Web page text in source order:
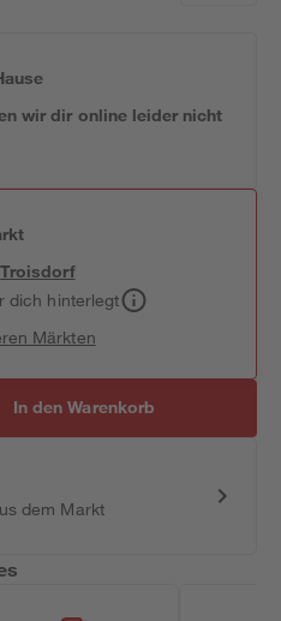
wir dir online leider nicht
Troisdorf
dich hinterlegt
Märkten
In den Warenkorb
dem Markt